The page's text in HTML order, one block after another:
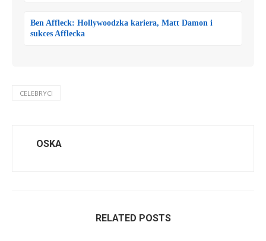
Ben Affleck: Hollywoodzka kariera, Matt Damon i
sukces Afflecka
CELEBRYCI
OSKA
RELATED POSTS